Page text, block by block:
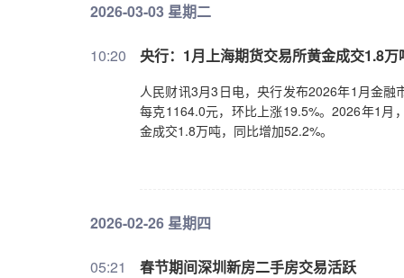
2026-03-03 星期二
10:20 央行：1月上海期货交易所黄金成交1.8
人民财讯3月3日电，央行发布2026年1月金
每克1164.0元，环比上涨19.5%。2026年1月
金成交1.8万吨，同比增加52.2%。
2026-02-26 星期四
05:21 春节期间深圳新房二手房交易活跃